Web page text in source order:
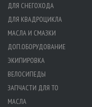
ДЛЯ СНЕГОХОДА
ДЛЯ КВАДРОЦИКЛА
МАСЛА И СМАЗКИ
ДОП.ОБОРУДОВАНИЕ
ЭКИПИРОВКА
ВЕЛОСИПЕДЫ
ЗАПЧАСТИ ДЛЯ ТО
МАСЛА